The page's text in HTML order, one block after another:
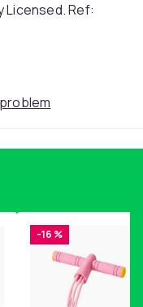
Licensed. Ref:
-16 %